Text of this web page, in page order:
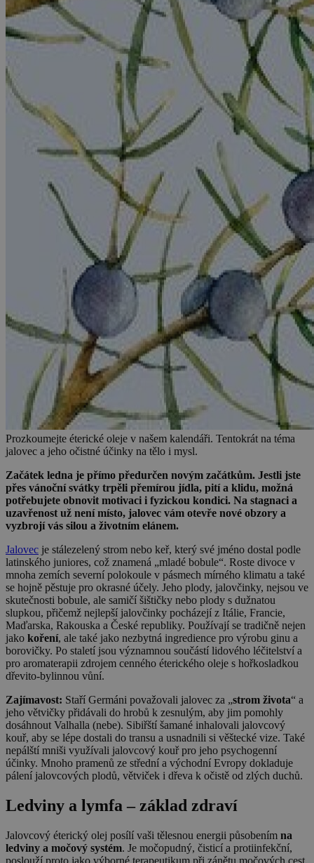
Prozkoumejte éterické oleje v našem kalendáři. Tentokrát na téma
jalovec a jeho očistné účinky na tělo i mysl.
Začátek ledna je přímo předurčen novým začátkům. Jestli jste
přes vánoční svátky trpěli přemírou jídla, pití a klidu, možná
potřebujete obnovit motivaci i fyzickou kondici. Na stagnaci a
uzavřenost už není místo, jalovec vám otevře nové obzory a
vyzbrojí vás silou a životním elánem.
Jalovec je stálezelený strom nebo keř, který své jméno dostal podle
latinského juniores, což znamená „mladé bobule“. Roste divoce v
mnoha zemích severní polokoule v pásmech mírného klimatu a také
se hojně pěstuje pro okrasné účely. Jeho plody, jalovčinky, nejsou ve
skutečnosti bobule, ale samičí šištičky nebo plody s dužnatou
slupkou, přičemž nejlepší jalovčinky pocházejí z Itálie, Francie,
Maďarska, Rakouska a České republiky. Používají se tradičně nejen
jako koření, ale také jako nezbytná ingredience pro výrobu ginu a
borovičky. Po staletí jsou významnou součástí lidového léčitelství a
pro aromaterapii zdrojem cenného éterického oleje s hořkosladkou
dřevito-bylinnou vůní.
Zajímavost: Staří Germáni považovali jalovec za „strom života“ a
jeho větvičky přidávali do hrobů k zesnulým, aby jim pomohly
dosáhnout Valhalla (nebe). Sibiřští šamané inhalovali jalovcový
kouř, aby se lépe dostali do transu a usnadnili si věštecké vize. Také
nepálští mniši využívali jalovcový kouř pro jeho psychogenní
účinky. Mnoho pramenů ze střední a východní Evropy dokladuje
pálení jalovcových plodů, větviček i dřeva k očistě od zlých duchů.
Ledviny a lymfa – základ zdraví
Jalovcový éterický olej posílí vaši tělesnou energii působením na
ledviny a močový systém. Je močopudný, čisticí a protiinfekční,
poslouží proto jako výborné terapeutikum při zánětu močových cest,